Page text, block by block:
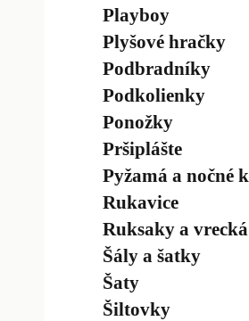
Playboy
Plyšové hračky
Podbradníky
Podkolienky
Ponožky
Pršiplášte
Pyžamá a nočné
Rukavice
Ruksaky a vrecká
Šály a šatky
Šaty
Šiltovky